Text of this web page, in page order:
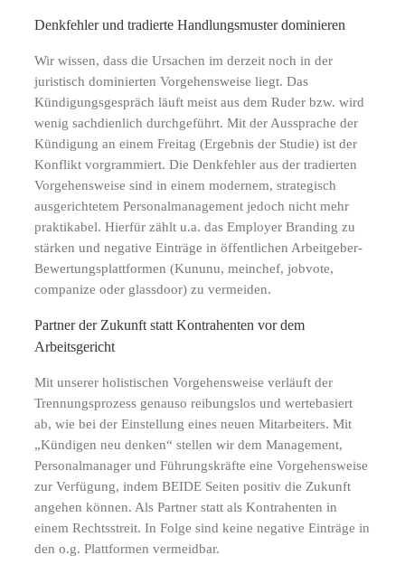
Denkfehler und tradierte Handlungsmuster dominieren
Wir wissen, dass die Ursachen im derzeit noch in der
juristisch dominierten Vorgehensweise liegt. Das
Kündigungsgespräch läuft meist aus dem Ruder bzw. wird
wenig sachdienlich durchgeführt. Mit der Aussprache der
Kündigung an einem Freitag (Ergebnis der Studie) ist der
Konflikt vorgrammiert. Die Denkfehler aus der tradierten
Vorgehensweise sind in einem modernem, strategisch
ausgerichtetem Personalmanagement jedoch nicht mehr
praktikabel. Hierfür zählt u.a. das Employer Branding zu
stärken und negative Einträge in öffentlichen Arbeitgeber-
Bewertungsplattformen (Kununu, meinchef, jobvote,
companize oder glassdoor) zu vermeiden.
Partner der Zukunft statt Kontrahenten vor dem
Arbeitsgericht
Mit unserer holistischen Vorgehensweise verläuft der
Trennungsprozess genauso reibungslos und wertebasiert
ab, wie bei der Einstellung eines neuen Mitarbeiters. Mit
„Kündigen neu denken“ stellen wir dem Management,
Personalmanager und Führungskräfte eine Vorgehensweise
zur Verfügung, indem BEIDE Seiten positiv die Zukunft
angehen können. Als Partner statt als Kontrahenten in
einem Rechtsstreit. In Folge sind keine negative Einträge in
den o.g. Plattformen vermeidbar.